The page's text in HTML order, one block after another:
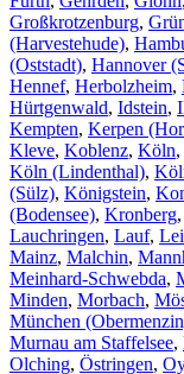
Großkrotzenburg,
(Harvestehude),
(Oststadt), Hannover
Hennef, Herbolzheim,
Hürtgenwald, Idstein,
Kempten, Kerpen
Kleve, Koblenz, Köln,
Köln (Lindenthal),
(Sülz), Königstein,
(Bodensee), Kronberg,
Lauchringen, Lauf,
Mainz, Malchin,
Meinhard-Schwebda,
Minden, Morbach,
München
Murnau am Staffelsee,
Olching, Östringen,